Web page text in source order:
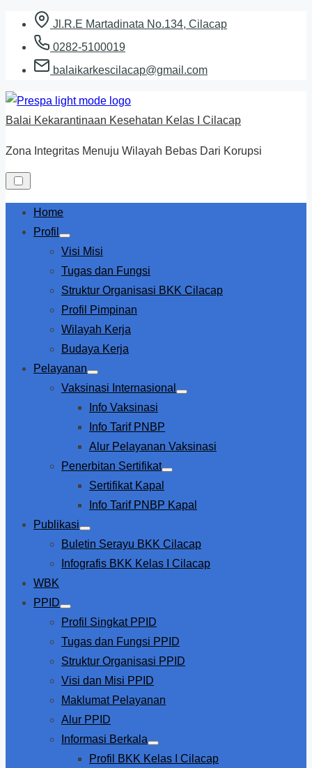
content
Jl.R.E Martadinata No.134, Cilacap
0282-5100019
balaikarkescilacap@gmail.com
Balai Kekarantinaan Kesehatan Kelas I Cilacap
Zona Integritas Menuju Wilayah Bebas Dari Korupsi
Home
Profil
Show
sub
Visi Misi
Tugas dan Fungsi
Struktur Organisasi BKK Cilacap
Profil Pimpinan
Wilayah Kerja
Budaya Kerja
Pelayanan
Show
sub
Vaksinasi Internasional
Show
Info Vaksinasi
Info Tarif PNBP
Alur Pelayanan Vaksinasi
Penerbitan Sertifikat
Show
Sertifikat Kapal
Info Tarif PNBP Kapal
Publikasi
Show
sub
Buletin Serayu BKK Cilacap
Infografis BKK Kelas I Cilacap
WBK
PPID
Show
sub
Profil Singkat PPID
Tugas dan Fungsi PPID
Struktur Organisasi PPID
Visi dan Misi PPID
Maklumat Pelayanan
Alur PPID
Informasi Berkala
Show
sub
Profil BKK Kelas I Cilacap